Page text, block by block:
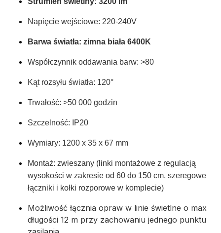
Napięcie wejściowe: 220-240V
Barwa światła: zimna biała 6400K
Współczynnik oddawania barw: >80
Kąt rozsyłu światła: 120°
Trwałość: >50 000 godzin
Szczelność: IP20
Wymiary: 1200 x 35 x 67 mm
Montaż: zwieszany (linki montażowe z regulacją
wysokości w zakresie od 60 do 150 cm, szeregowe
łączniki i kołki rozporowe w komplecie)
Możliwość łącznia opraw w linie świetlne o max
długości 12 m przy zachowaniu jednego punktu